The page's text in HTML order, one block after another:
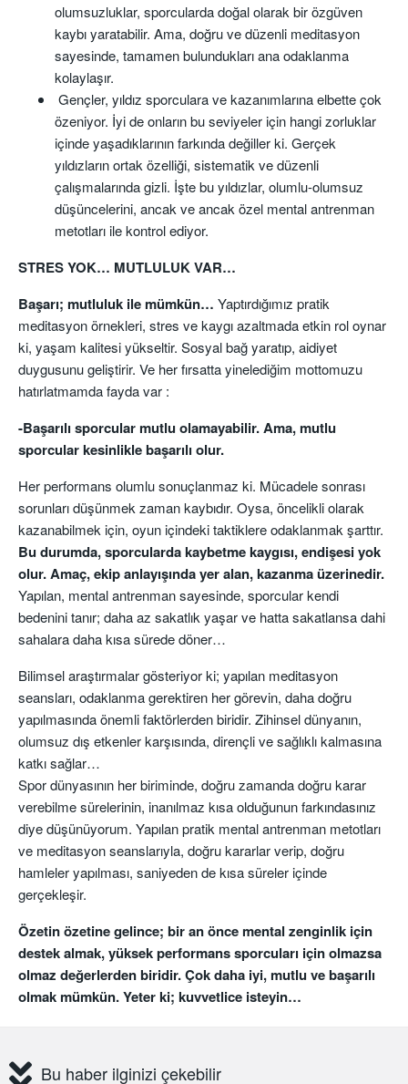
olumsuzluklar, sporcularda doğal olarak bir özgüven
kaybı yaratabilir. Ama, doğru ve düzenli meditasyon
sayesinde, tamamen bulundukları ana odaklanma
kolaylaşır.
Gençler, yıldız sporculara ve kazanımlarına elbette çok
özeniyor. İyi de onların bu seviyeler için hangi zorluklar
içinde yaşadıklarının farkında değiller ki. Gerçek
yıldızların ortak özelliği, sistematik ve düzenli
çalışmalarında gizli. İşte bu yıldızlar, olumlu-olumsuz
düşüncelerini, ancak ve ancak özel mental antrenman
metotları ile kontrol ediyor.
STRES YOK… MUTLULUK VAR…
Başarı; mutluluk ile mümkün… Yaptırdığımız pratik
meditasyon örnekleri, stres ve kaygı azaltmada etkin rol oynar
ki, yaşam kalitesi yükseltir. Sosyal bağ yaratıp, aidiyet
duygusunu geliştirir. Ve her fırsatta yinelediğim mottomuzu
hatırlatmamda fayda var :
-Başarılı sporcular mutlu olamayabilir. Ama, mutlu
sporcular kesinlikle başarılı olur.
Her performans olumlu sonuçlanmaz ki. Mücadele sonrası
sorunları düşünmek zaman kaybıdır. Oysa, öncelikli olarak
kazanabilmek için, oyun içindeki taktiklere odaklanmak şarttır.
Bu durumda, sporcularda kaybetme kaygısı, endişesi yok
olur. Amaç, ekip anlayışında yer alan, kazanma üzerinedir.
Yapılan, mental antrenman sayesinde, sporcular kendi
bedenini tanır; daha az sakatlık yaşar ve hatta sakatlansa dahi
sahalara daha kısa sürede döner…
Bilimsel araştırmalar gösteriyor ki; yapılan meditasyon
seansları, odaklanma gerektiren her görevin, daha doğru
yapılmasında önemli faktörlerden biridir. Zihinsel dünyanın,
olumsuz dış etkenler karşısında, dirençli ve sağlıklı kalmasına
katkı sağlar…
Spor dünyasının her biriminde, doğru zamanda doğru karar
verebilme sürelerinin, inanılmaz kısa olduğunun farkındasınız
diye düşünüyorum. Yapılan pratik mental antrenman metotları
ve meditasyon seanslarıyla, doğru kararlar verip, doğru
hamleler yapılması, saniyeden de kısa süreler içinde
gerçekleşir.
Özetin özetine gelince; bir an önce mental zenginlik için
destek almak, yüksek performans sporcuları için olmazsa
olmaz değerlerden biridir. Çok daha iyi, mutlu ve başarılı
olmak mümkün. Yeter ki; kuvvetlice isteyin…
Bu haber ilginizi çekebilir